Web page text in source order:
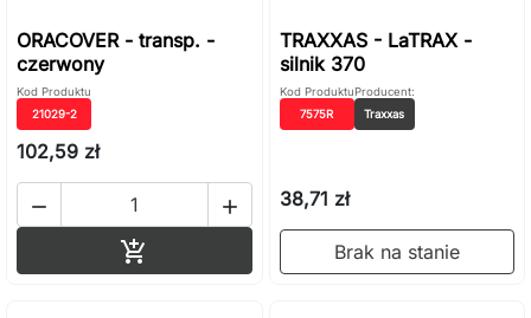
ORACOVER - transp. -
czerwony
Kod Produktu
21029-2
102,59 zł
 

TRAXXAS - LaTRAX -
silnik 370
Kod Produktu
7575R
Producent:
Traxxas
38,71 zł
Brak na stanie